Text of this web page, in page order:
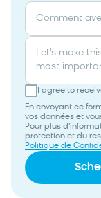
Comment
Let's make this meeting productive. What topics are
most
I agree to
En envoyant ce
vos données et
Pour plus
protection et du
Politique de